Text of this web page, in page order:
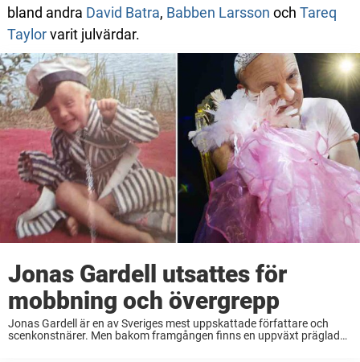
bland andra David Batra, Babben Larsson och Tareq
Taylorvarit julvärdar.
Jonas Gardell utsattes för
mobbning och övergrepp
Jonas Gardell är en av Sveriges mest uppskattade författare och
scenkonstnärer. Men bakom framgången finns en uppväxt präglad